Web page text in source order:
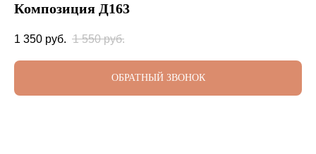
Композиция Д163
1 350 руб. 1 550 руб.
ОБРАТНЫЙ ЗВОНОК